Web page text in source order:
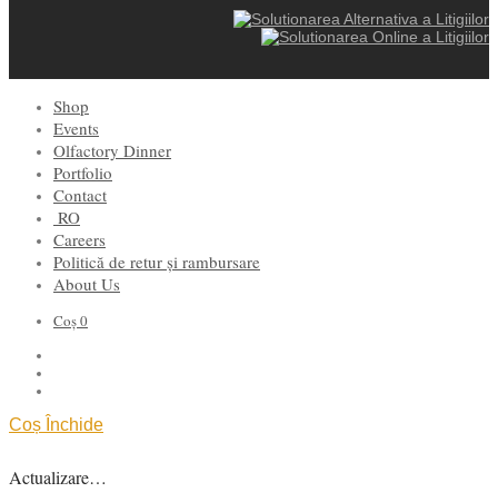
Shop
Events
Olfactory Dinner
Portfolio
Contact
RO
Careers
Politică de retur și rambursare
About Us
Coș0
Coș Închide
Actualizare…